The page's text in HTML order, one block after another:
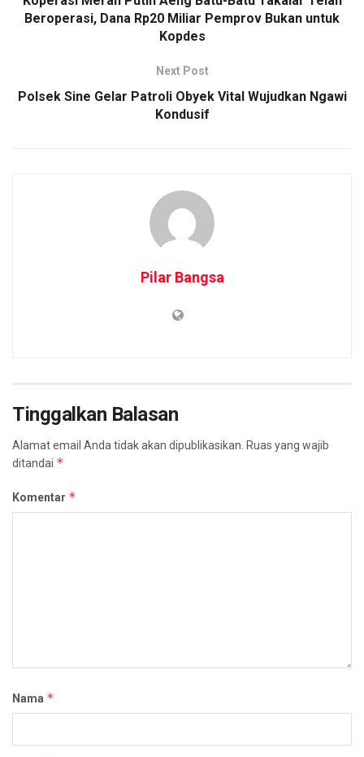
Beroperasi, Dana Rp20 Miliar Pemprov Bukan untuk
Kopdes
Next Post
Polsek Sine Gelar Patroli Obyek Vital Wujudkan Ngawi
Kondusif
Pilar Bangsa
Tinggalkan Balasan
Alamat email Anda tidak akan dipublikasikan. Ruas yang wajib
ditandai *
Komentar *
Nama *